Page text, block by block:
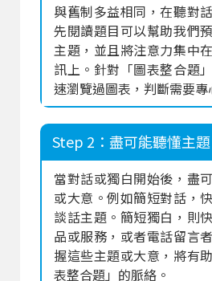
與舊制多益相同，在聽對
先閱讀題目可以幫助我們
主題，並且將注意力集中
訊上。針對「圖表整合題
速瀏覽過圖表，判斷需要專
Step 2：盡可能聽懂主題
當對話或獨白開始後，盡
或大意。例如簡短對話，
談話主題。簡短獨白，則
品或服務，或者電話留言
握這些主題或大意，將有
表整合題」的脈絡。